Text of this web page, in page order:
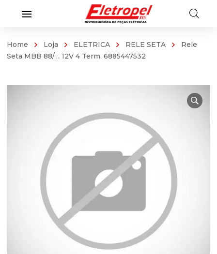
Home Loja ELETRICA RELE SETA
Rele
Seta MBB 88/… 12V 4 Term. 6885447532